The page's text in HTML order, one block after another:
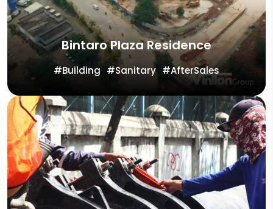
Bintaro Plaza Residence
Building Sanitary AfterSales